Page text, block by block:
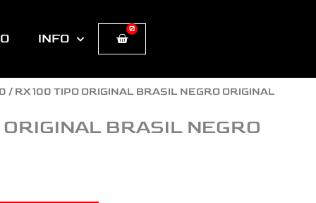
INFO
0
Cart
/ RX 100 TIPO ORIGINAL BRASIL NEGRO ORIGINAL
BRASIL NEGRO